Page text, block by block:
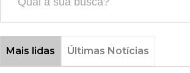
Mais lidas Últimas Notícias